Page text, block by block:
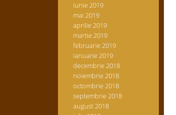
iunie 2019
mai 2019
aprilie 2019
martie 2019
februarie 2019
ianuarie 2019
decembrie 2018
noiembrie 2018
octombrie 2018
septembrie 2018
august 2018